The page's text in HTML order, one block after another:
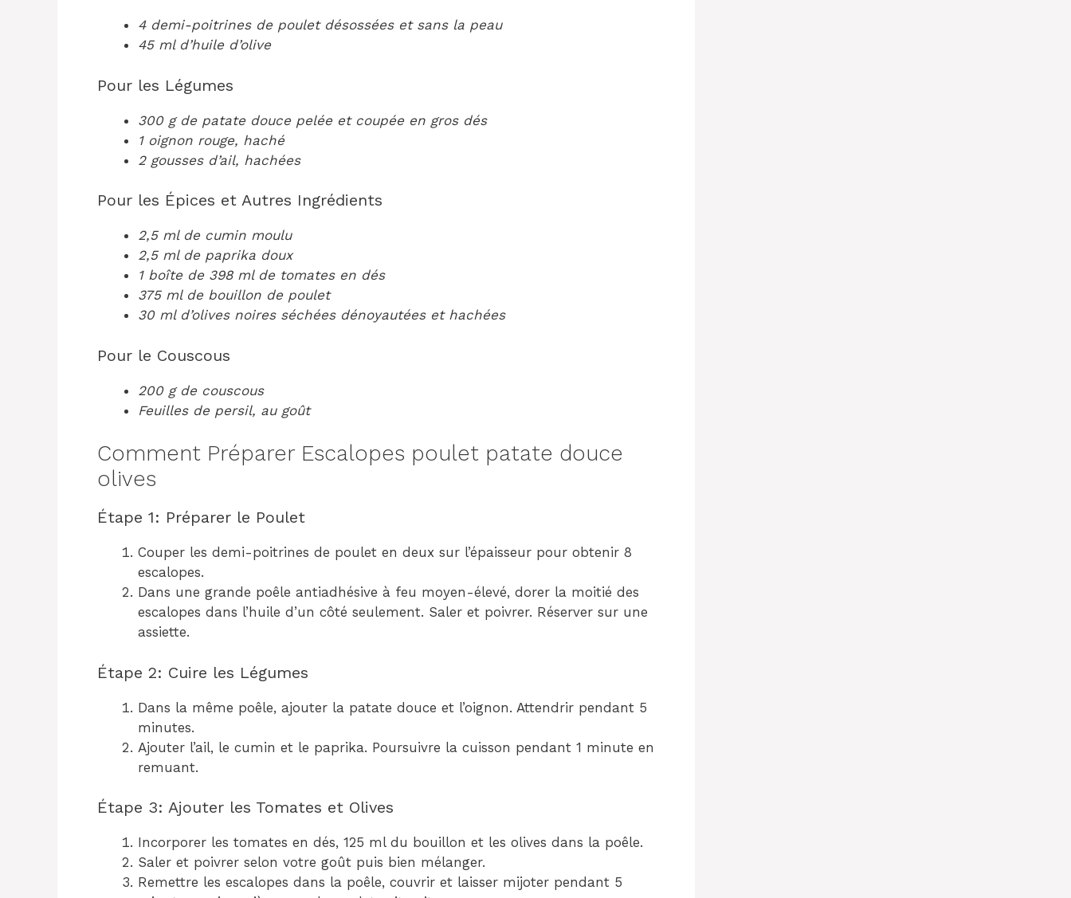
4 demi-poitrines de poulet désossées et sans la peau
45 ml d’huile d’olive
Pour les Légumes
300 g de patate douce pelée et coupée en gros dés
1 oignon rouge, haché
2 gousses d’ail, hachées
Pour les Épices et Autres Ingrédients
2,5 ml de cumin moulu
2,5 ml de paprika doux
1 boîte de 398 ml de tomates en dés
375 ml de bouillon de poulet
30 ml d’olives noires séchées dénoyautées et hachées
Pour le Couscous
200 g de couscous
Feuilles de persil, au goût
Comment Préparer Escalopes poulet patate douce
olives
Étape 1: Préparer le Poulet
Couper les demi-poitrines de poulet en deux sur l’épaisseur pour obtenir 8
escalopes.
Dans une grande poêle antiadhésive à feu moyen-élevé, dorer la moitié des
escalopes dans l’huile d’un côté seulement. Saler et poivrer. Réserver sur une
assiette.
Étape 2: Cuire les Légumes
Dans la même poêle, ajouter la patate douce et l’oignon. Attendrir pendant 5
minutes.
Ajouter l’ail, le cumin et le paprika. Poursuivre la cuisson pendant 1 minute en
remuant.
Étape 3: Ajouter les Tomates et Olives
Incorporer les tomates en dés, 125 ml du bouillon et les olives dans la poêle.
Saler et poivrer selon votre goût puis bien mélanger.
Remettre les escalopes dans la poêle, couvrir et laisser mijoter pendant 5